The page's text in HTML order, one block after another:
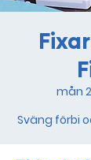
mån
Sväng förbi